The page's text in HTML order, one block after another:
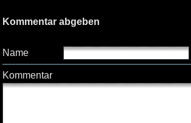
Kommentar abgeben
Name
Kommentar